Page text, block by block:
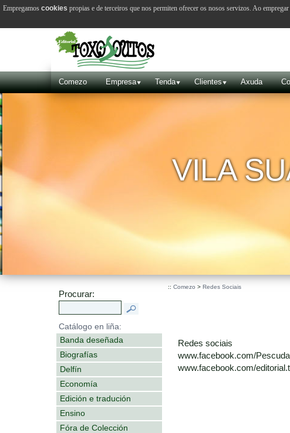
Comezo Empresa Tenda Clientes Axuda
VILA
Procurar:
Catálogo en liña:
Banda deseñada
Biografías
Delfín
Economía
Edición e tradución
Ensino
Fóra de Colección
:: Comezo > Redes Sociais
Redes sociais
www.facebook.com/
www.facebook.com/
Empregamos cookies propias e de terceiros que nos permiten ofrecer os nosos servizos. Ao